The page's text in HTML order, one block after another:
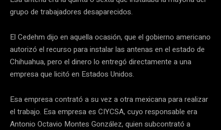
grupo de trabajadores desaparecidos.
El Cedehm dijo en aquella ocasión, que el gobierno americano
autorizó el recurso para instalar las antenas en el estado de
Chihuahua, pero el dinero lo entregó directamente a una
empresa que licitó en Estados Unidos.
Esa empresa contrató a su vez a otra mexicana para realizar
el trabajo. Esa empresa es CIYCSA, cuyo responsable era
Antonio Octavio Montes González, quien subcontrató a